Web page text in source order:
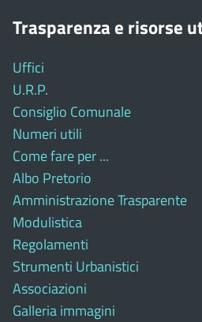
Trasparenza e risorse
Uffici
U.R.P.
Consiglio Comunale
Numeri utili
Come fare per ...
Albo Pretorio
Amministrazione Trasparente
Modulistica
Regolamenti
Strumenti Urbanistici
Associazioni
Galleria immagini